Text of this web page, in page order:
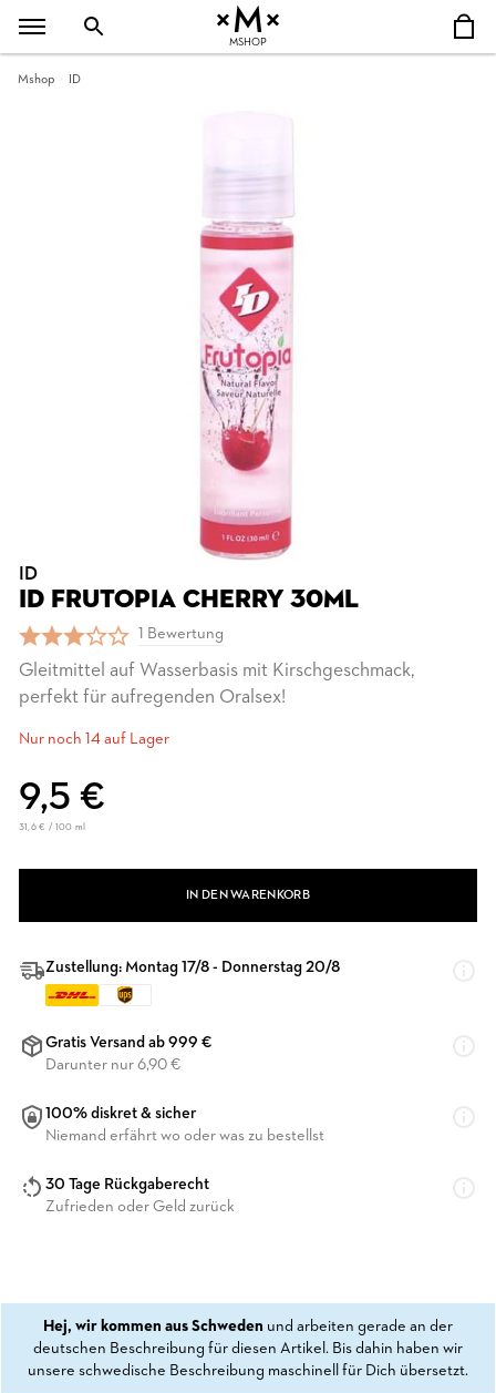
MSHOP
Mshop ID
ID
ID FRUTOPIA CHERRY 30ML
1 Bewertung
Gleitmittel auf Wasserbasis mit Kirschgeschmack,
perfekt für aufregenden Oralsex!
Nur noch 14 auf Lager
9,5 €
31,6 € / 100 ml
IN DEN WARENKORB
Zustellung: Montag 17/8 - Donnerstag 20/8
Gratis Versand ab 999 €
Darunter nur 6,90 €
100% diskret & sicher
Niemand erfährt wo oder was zu bestellst
30 Tage Rückgaberecht
Zufrieden oder Geld zurück
Hej, wir kommen aus Schweden und arbeiten gerade an der
deutschen Beschreibung für diesen Artikel. Bis dahin haben wir
unsere schwedische Beschreibung maschinell für Dich übersetzt.